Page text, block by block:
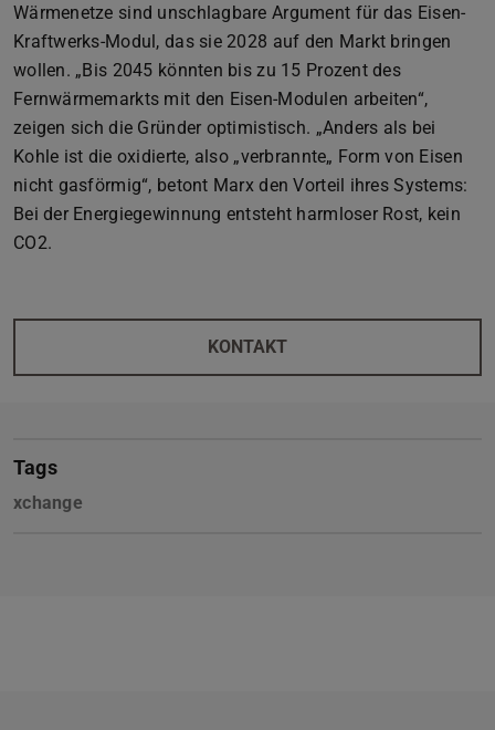
Wärmenetze sind unschlagbare Argument für das Eisen-
Kraftwerks-Modul, das sie 2028 auf den Markt bringen
wollen. „Bis 2045 könnten bis zu 15 Prozent des
Fernwärmemarkts mit den Eisen-Modulen arbeiten“,
zeigen sich die Gründer optimistisch. „Anders als bei
Kohle ist die oxidierte, also „verbrannte„ Form von Eisen
nicht gasförmig“, betont Marx den Vorteil ihres Systems:
Bei der Energiegewinnung entsteht harmloser Rost, kein
CO2.
KONTAKT
Tags
xchange